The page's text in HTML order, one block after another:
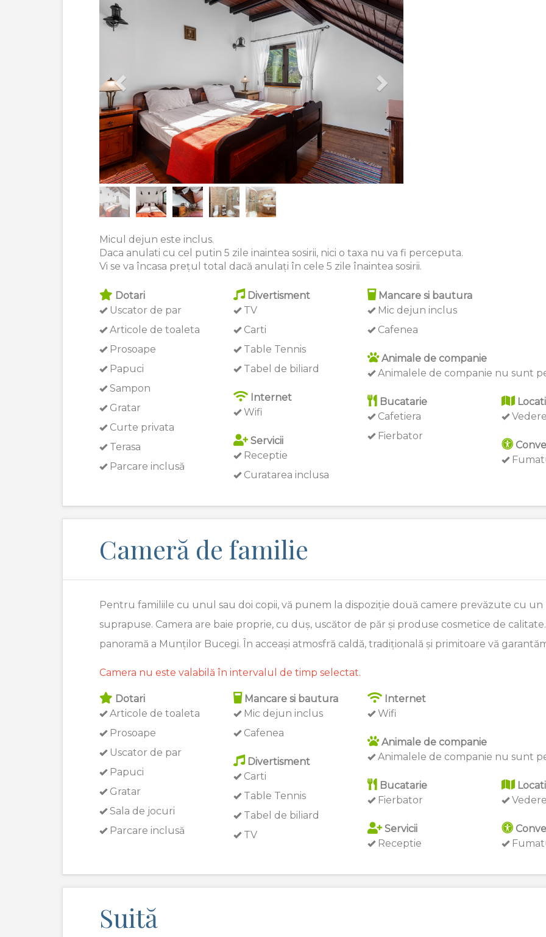
Micul dejun este inclus.
Daca anulati cu cel putin 5 zile inaintea sosirii, nici o taxa nu va fi perceputa.
Vi se va încasa prețul total dacă anulați în cele 5 zile înaintea sosirii.
Dotari
Uscator de par
Articole de toaleta
Prosoape
Papuci
Sampon
Gratar
Curte privata
Terasa
Parcare inclusă
Divertisment
TV
Carti
Table Tennis
Tabel de biliard
Mancare si bautura
Mic dejun inclus
Cafenea
Animale de companie
Animalele de companie nu sunt
Internet
Wifi
Bucatarie
Cafetiera
Fierbator
Servicii
Receptie
Curatarea inclusa
Cameră de familie
Pentru familiile cu unul sau doi copii, vă punem la dispoziție două camere prevăzute cu
suprapuse. Camera are baie proprie, cu duș, uscător de păr și produse cosmetice de
panoramă a Munților Bucegi. În acceași atmosfră caldă, tradițională și primitoare vă
Camera nu este valabilă în intervalul de timp selectat.
Dotari
Articole de toaleta
Prosoape
Uscator de par
Papuci
Gratar
Sala de jocuri
Parcare inclusă
Mancare si bautura
Mic dejun inclus
Cafenea
Internet
Wifi
Animale de companie
Animalele de companie nu sunt
Divertisment
Carti
Table Tennis
Tabel de biliard
TV
Bucatarie
Fierbator
Servicii
Receptie
Suită